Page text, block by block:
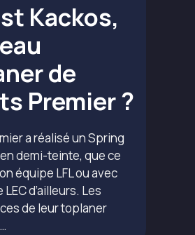
Kackos,
de
Premier ?
a réalisé un Spring
demi-teinte, que ce
équipe LFL ou avec
d’ailleurs. Les
de leur toplaner